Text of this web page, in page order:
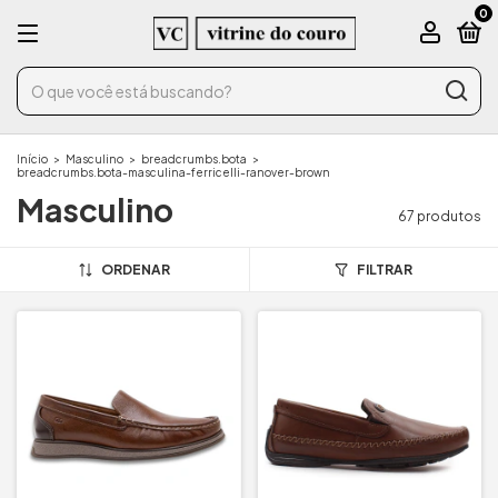
0
Início > Masculino > breadcrumbs.bota >
breadcrumbs.bota-masculina-ferricelli-ranover-brown
Masculino 67 produtos
ORDENAR FILTRAR